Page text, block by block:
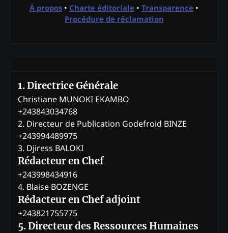
À propos • Charte éditoriale • Transparence •
Procédure de réclamation
1. Directrice Générale
Christiane MUNOKI EKAMBO
+243843034768
2. Directeur de Publication Godefroid BINZE
+243994489975
3. Djiress BALOKI
Rédacteur en Chef
+243998434916
4. Blaise BOZENGE
Rédacteur en Chef adjoint
+243821755775
5. Directeur des Ressources Humaines